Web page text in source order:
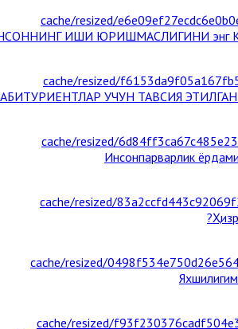
ИШИ ЮРИШМАСЛИГИНИ энг
АБИТУРИЕНТЛАР УЧУН ТАВСИЯ
Инсонпарварлик